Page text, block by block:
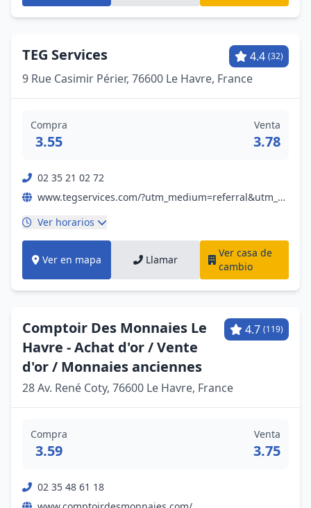
TEG Services 4.4 (32)
9 Rue Casimir Périer, 76600 Le Havre, France
Compra
3.55
Venta
3.78
02 35 21 02 72
www.tegservices.com/?utm_medium=referral&utm_source=gmb&utm_campaign=lnk-gmb
Ver horarios
Ver en mapa Llamar
Ver casa de
cambio
Comptoir Des Monnaies Le
Havre - Achat d'or / Vente
d'or / Monnaies anciennes
4.7 (119)
28 Av. René Coty, 76600 Le Havre, France
Compra
3.59
Venta
3.75
02 35 48 61 18